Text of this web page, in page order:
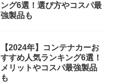
ング6選！選び方やコスパ最
強製品も
【2024年】コンテナカーお
すすめ人気ランキング6選！
メリットやコスパ最強製品
も